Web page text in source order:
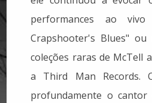
performances ao
Crapshooter's Blues" ou
coleções raras de McTell
a Third Man Records.
profundamente o cantor